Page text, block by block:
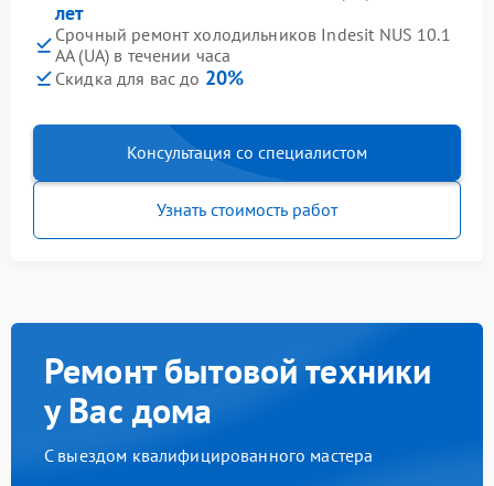
лет
Срочный ремонт холодильников Indesit NUS 10.1
AA (UA) в течении часа
Скидка для вас до 20%
Консультация со специалистом
Узнать стоимость работ
Ремонт бытовой техники
у Вас дома
С выездом квалифицированного мастера